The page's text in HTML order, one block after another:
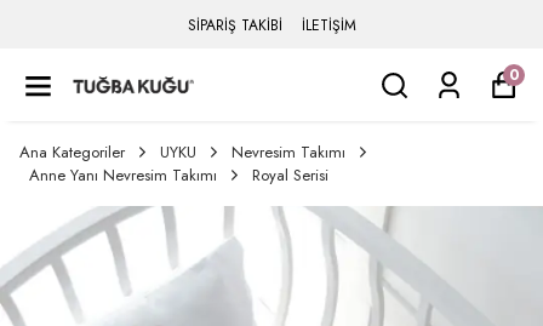
SİPARİŞ TAKİBİ İLETİŞİM
0
Ana Kategoriler UYKU
Nevresim Takımı
Anne Yanı Nevresim Takımı
Royal Serisi